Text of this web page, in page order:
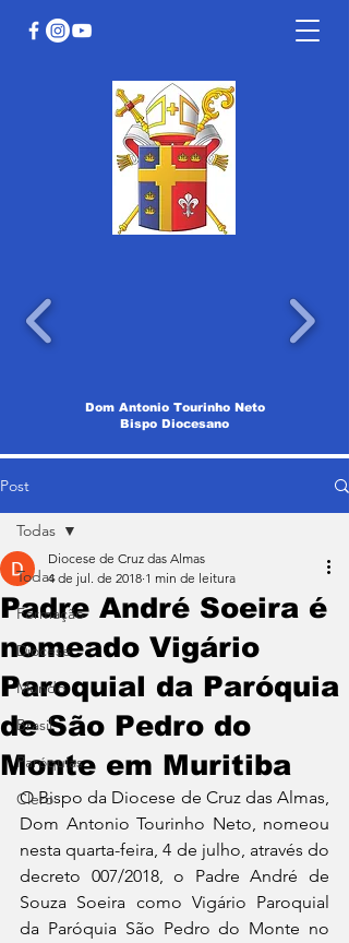
Dom Antonio Tourinho Neto
Bispo Diocesano
Post
Todas
Formação
Diocese
Mundo
Brasil
Paróquias
Clero
Todas
Padre André Soeira é
nomeado Vigário
Paroquial da Paróquia
de São Pedro do
Monte em Muritiba
Diocese de Cruz das Almas
4 de jul. de 2018 1 min de leitura
O Bispo da Diocese de Cruz das Almas,
Dom Antonio Tourinho Neto, nomeou
nesta quarta-feira, 4 de julho, através do
decreto 007/2018, o Padre André de
Souza Soeira como Vigário Paroquial
da Paróquia São Pedro do Monte no